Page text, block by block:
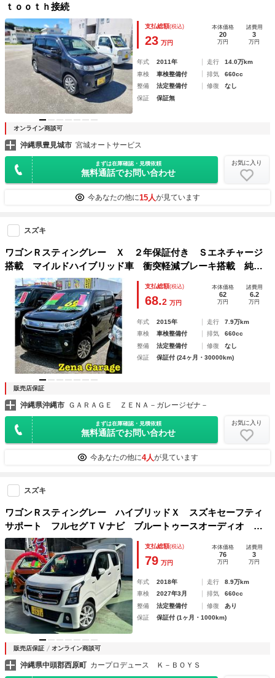
ｔｏｏｔｈ接続
支払総額(税込)
23 万円
本体価格
20
万円
諸費用
3
万円
年式 2011年 走行
14.0万km
車検
車検整備付 排気
660cc
整備
法定整備付 修復
なし
保証
保証無
オンライン商談可
沖縄県豊見城市 宮城オートサービス
まずは在庫確認・見積依頼
無料通話でお問い合わせ
お気に入り
今あなたの他に15人が見ています
スズキ
ワゴンＲスティングレー Ｘ ２年保証付き Ｓエネチャージ
搭載 マイルドハイブリッド車 衝突軽減ブレーキ搭載 純正
ＨＩＤライト フォグランプ リアスポイラー バックカメ
ラ 運転席シートヒーター ＢＬＵＥＴＯＯＴＨ プッシュス
タート
支払総額(税込)
68.2 万円
本体価格
62
万円
諸費用
6.2
万円
年式 2015年 走行
7.9万km
車検
車検整備付 排気
660cc
整備
法定整備付 修復
なし
保証
保証付 (24ヶ月・30000km)
販売店保証
沖縄県沖縄市 ＧＡＲＡＧＥ ＺＥＮＡ－ガレージゼナ－
まずは在庫確認・見積依頼
無料通話でお問い合わせ
お気に入り
今あなたの他に4人が見ています
スズキ
ワゴンＲスティングレー ハイブリッドＸ スズキセーフティ
サポート フルセグＴＶナビ ブルートゥースオーディオ Ｌ
ＥＤオートヘッドライト 電動格納ドアミラー 純正フルエア
ロ＆フォグランプ ヘッドアップディスプレイ スマートキー
支払総額(税込)
79 万円
本体価格
76
万円
諸費用
3
万円
年式 2018年 走行
8.9万km
車検
2027年3月 排気
660cc
整備
法定整備付 修復
あり
保証
保証付 (1ヶ月・1000km)
販売店保証 オンライン商談可
沖縄県中頭郡西原町 カープロデュース Ｋ－ＢＯＹＳ